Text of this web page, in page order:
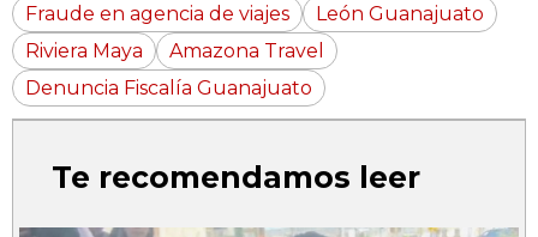
Fraude en agencia de viajes
León Guanajuato
Riviera Maya
Amazona Travel
Denuncia Fiscalía Guanajuato
Te recomendamos leer